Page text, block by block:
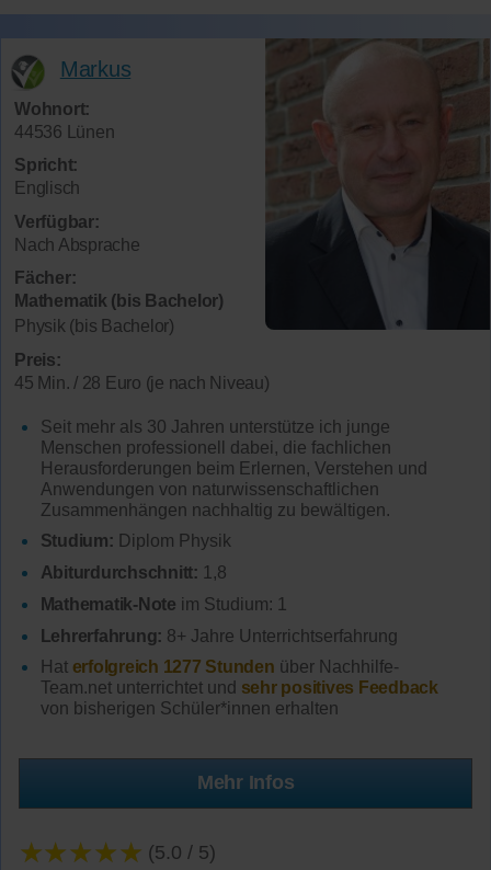
Markus
Wohnort:
44536 Lünen
Spricht:
Englisch
Verfügbar:
Nach Absprache
Fächer:
Mathematik (bis Bachelor)
Physik (bis Bachelor)
Preis:
45 Min. / 28 Euro (je nach Niveau)
Seit mehr als 30 Jahren unterstütze ich junge
Menschen professionell dabei, die fachlichen
Herausforderungen beim Erlernen, Verstehen und
Anwendungen von naturwissenschaftlichen
Zusammenhängen nachhaltig zu bewältigen.
Studium: Diplom Physik
Abiturdurchschnitt: 1,8
Mathematik-Note im Studium: 1
Lehrerfahrung: 8+ Jahre Unterrichtserfahrung
Hat erfolgreich 1277 Stunden über Nachhilfe-
Team.net unterrichtet und sehr positives Feedback
von bisherigen Schüler*innen erhalten
Mehr Infos
★★★★★ (5.0 / 5)